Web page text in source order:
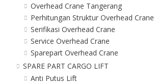
Overhead Crane Tangerang
Perhitungan Struktur Overhead Crane
Serifikasi Overhead Crane
Service Overhead Crane
Sparepart Overhead Crane
SPARE PART CARGO LIFT
Anti Putus Lift